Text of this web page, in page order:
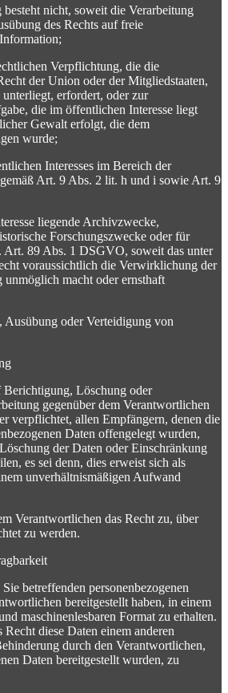
nicht, soweit die Verarbeitung
des Rechts auf freie
Verpflichtung, die die
der Union oder der Mitgliedstaaten,
erfordert, oder zur
die im öffentlichen Interesse liegt
Gewalt erfolgt, die dem
wurde;
Interesses im Bereich der
Art. 9 Abs. 2 lit. h und i sowie Art. 9
liegende Archivzwecke,
Forschungszwecke oder für
Art. 89 Abs. 1 DSGVO, soweit das unter
voraussichtlich die Verwirklichung der
unmöglich macht oder ernsthaft
Ausübung oder Verteidigung von
Berichtigung, Löschung oder
gegenüber dem Verantwortlichen
verpflichtet, allen Empfängern, denen die
Daten offengelegt wurden,
der Daten oder Einschränkung
es sei denn, dies erweist sich als
unverhältnismäßigen Aufwand
Verantwortlichen das Recht zu, über
zu werden.
betreffenden personenbezogenen
bereitgestellt haben, in einem
maschinenlesbaren Format zu erhalten.
Recht diese Daten einem anderen
durch den Verantwortlichen,
Daten bereitgestellt wurden, zu